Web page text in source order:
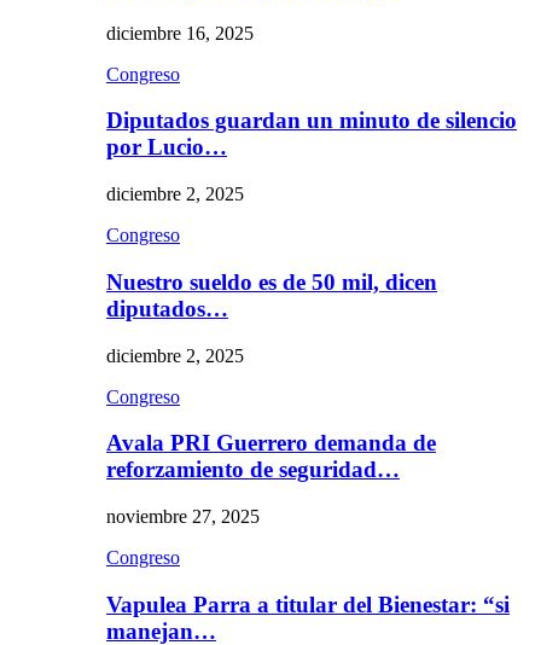
diciembre 16, 2025
Congreso
Diputados guardan un minuto de silencio
por Lucio…
diciembre 2, 2025
Congreso
Nuestro sueldo es de 50 mil, dicen
diputados…
diciembre 2, 2025
Congreso
Avala PRI Guerrero demanda de
reforzamiento de seguridad…
noviembre 27, 2025
Congreso
Vapulea Parra a titular del Bienestar: “si
manejan…